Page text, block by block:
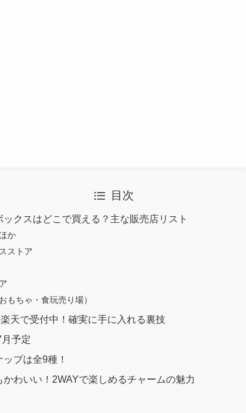
目次
クスはどこで買える？主な販売店リスト
か
ストア
もちゃ・食玩売り場）
天で受付中！確実に手に入れる裏技
予定
プは全9種！
わいい！2WAYで楽しめるチャームの魅力